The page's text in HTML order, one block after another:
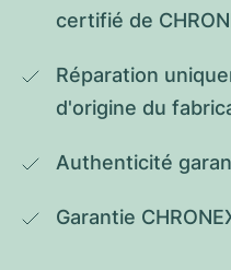
certifié de
Réparation
d'origine du
Authenticité
Garantie